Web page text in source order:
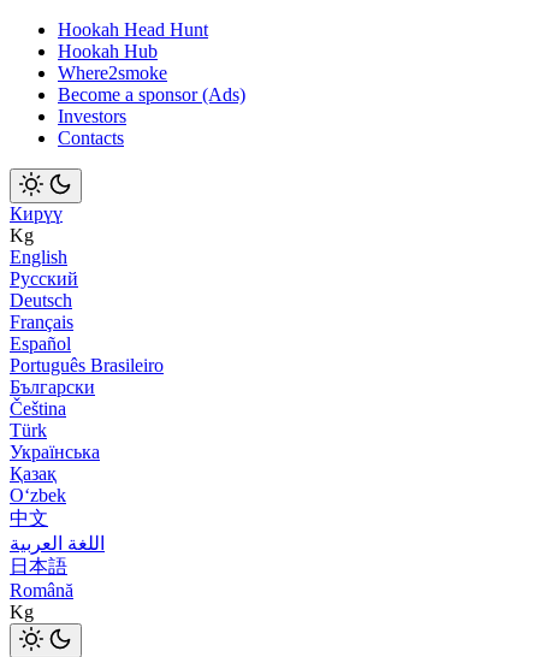
Hookah Head Hunt
Hookah Hub
Where2smoke
Become a sponsor (Ads)
Investors
Contacts
Кирүү
Kg
English
Русский
Deutsch
Français
Español
Português Brasileiro
Български
Čeština
Türk
Українська
Қазақ
Оʻzbek
中文
اللغة العربية
日本語
Română
Kg